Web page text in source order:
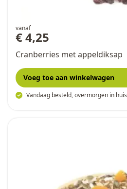
vanaf
€ 4,25
Cranberries met appeldiksap
Vandaag besteld, overmorgen in huis
Voeg toe aan winkelwagen